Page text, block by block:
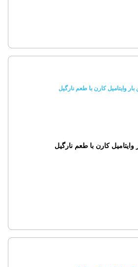
وایتامیل کارن با طعم نارگیل